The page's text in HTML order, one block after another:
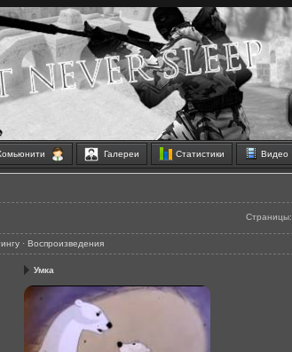
Галереи Статистики Видео
Страницы:
· Воспроизведения
Умка